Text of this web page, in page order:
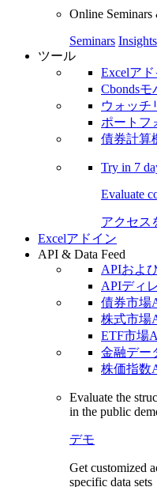
Online Seminars
Seminars Insights
ツール
Excelア
Cbondsモ
ウォッチ
ポートフ
債券計算
Try in 7
Evaluate
アクセス
Excelアドイン
API & Data Feed
APIおよ
APIディ
債券市場
株式市場
ETF市場
金融デー
株価指数
Evaluate the
in the public
デモ
Get customized
specific data sets